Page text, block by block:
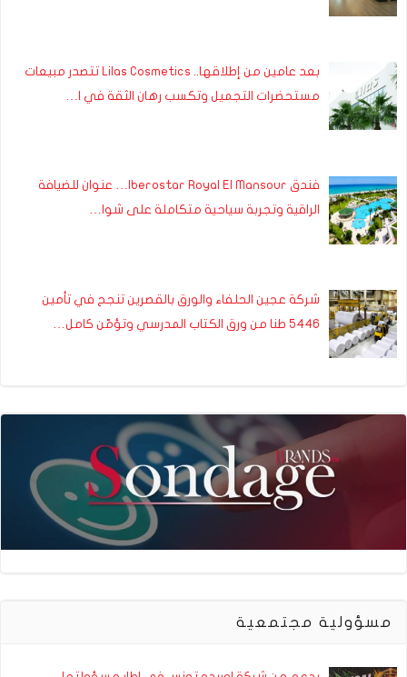
بعد عامين من إطلاقها.. Lilas Cosmetics تتصدر مبيعات
مستحضرات التجميل وتكسب رهان الثقة في ا…
فندق Iberostar Royal El Mansour… عنوان للضيافة
الراقية وتجربة سياحية متكاملة على شوا…
شركة عجين الحلفاء والورق بالقصرين تنجح في تأمين
5446 طنا من ورق الكتاب المدرسي وتؤمّن كامل…
مسؤولية مجتمعية